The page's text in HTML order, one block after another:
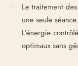
Le traitement
une seule séance.
L’énergie
optimaux sans